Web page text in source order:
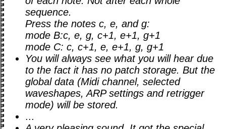
sequence.
Press the notes c, e, and g:
mode B:c, e, g, c+1, e+1, g+1
mode C: c, c+1, e, e+1, g, g+1
You will always see what you will hear due
to the fact it has no patch storage. But the
global data (Midi channel, selected
waveshapes, ARP settings and retrigger
mode) will be stored.
...